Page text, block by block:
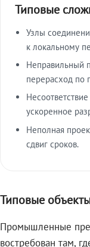
Типовые
Узлы
к локальному
Неправильный
перерасход по
ускоренное
Неполная
сдвиг сроков.
Типовые
Промышленные
востребован там,